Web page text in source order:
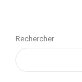
Rechercher